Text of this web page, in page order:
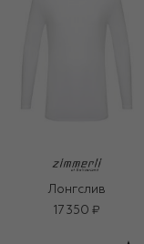
Лонгслив
17 350 ₽